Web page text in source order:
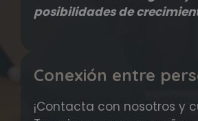
posibilidades de
Conexión entre
¡Contacta con nosotros y